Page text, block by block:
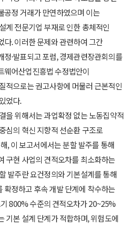
공정 거래가 만연하였으며 이는
계 전문기업 부재로 인한 총체적인
다. 이러한 문제와 관련하여 그간
정·발표되고 포럼, 경제관련장관회의를
웨어산업진흥법 수정법안이
적으로는 권고사항에 머물러 근본적인
었다.
을 위해서는 과업확정 없는 노동집약적
심의 혁신 지향적 선순환 구조로
, 이 보고서에서는 분할 발주를 통해
구현 사업의 견적오차를 최소화하는
발주란 요건정의와 기본설계를 통해
확정하고 후속 개발 단계에 착수하는
800% 수준의 견적오차가 20~25%
기본 설계 단계가 적합하며, 위험도에